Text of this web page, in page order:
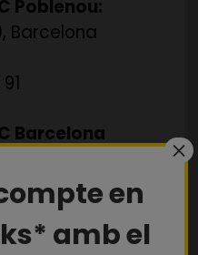
Poblenou:
Barcelona
Barcelona
448, Barcelona
30
en
amb el
×